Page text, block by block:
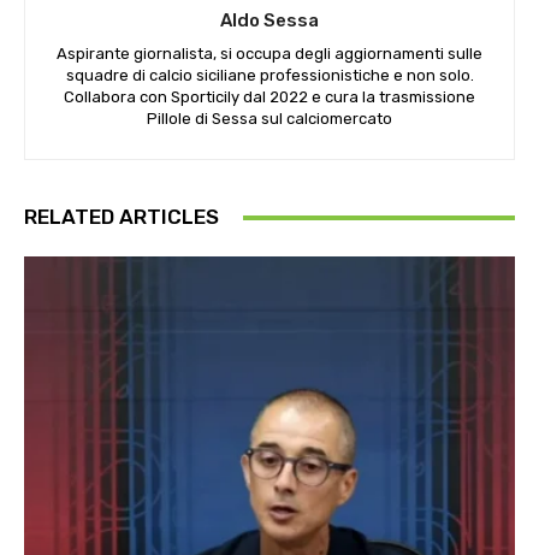
Aldo Sessa
Aspirante giornalista, si occupa degli aggiornamenti sulle
squadre di calcio siciliane professionistiche e non solo.
Collabora con Sporticily dal 2022 e cura la trasmissione
Pillole di Sessa sul calciomercato
RELATED ARTICLES